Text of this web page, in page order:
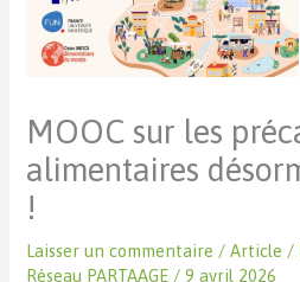
MOOC sur les
alimentaires
!
Laisser un commentaire /Article /
Réseau PARTAAGE /9 avril 2026